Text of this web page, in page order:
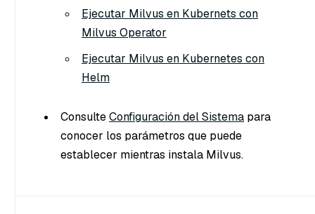
Ejecutar Milvus en Kubernets con
Milvus Operator
Ejecutar Milvus en Kubernetes con
Helm
ConsulteConfiguración del Sistema para
conocer los parámetros que puede
establecer mientras instala Milvus.